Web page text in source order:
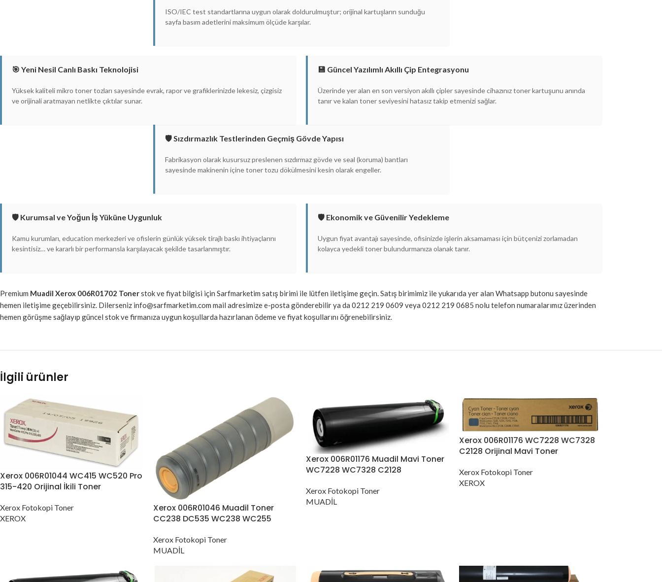
ISO/IEC test standartlarına uygun olarak doldurulmuştur; orijinal kartuşların sunduğu
sayfa basım adetlerini maksimum ölçüde karşılar.
🎯 Yeni Nesil Canlı Baskı Teknolojisi
Yüksek kaliteli mikro toner tozları sayesinde evrak, rapor ve grafiklerinizde lekesiz, çizgisiz
ve orijinali aratmayan netlikte çıktılar sunar.
💾 Güncel Yazılımlı Akıllı Çip Entegrasyonu
Üzerinde yer alan en son versiyon akıllı çipler sayesinde cihazınız toner kartuşunu anında
tanır ve kalan toner seviyesini hatasız takip etmenizi sağlar.
🛡️ Sızdırmazlık Testlerinden Geçmiş Gövde Yapısı
Fabrikasyon olarak kusursuz preslenen sızdırmaz gövde ve seal (koruma) bantları
sayesinde makinenin içine toner tozu dökülmesini kesin olarak engeller.
🛡️ Kurumsal ve Yoğun İş Yüküne Uygunluk
Kamu kurumları, education merkezleri ve ofislerin günlük yüksek tirajlı baskı ihtiyaçlarını
kesintisiz… ve kararlı bir performansla karşılayacak şekilde tasarlanmıştır.
🛡️ Ekonomik ve Güvenilir Yedekleme
Uygun fiyat avantajı sayesinde, ofisinizde işlerin aksamaması için bütçenizi zorlamadan
kolayca yedekli toner bulundurmanıza olanak tanır.
Premium Muadil Xerox 006R01702 Tonerstok ve fiyat bilgisi için Sarfmarketim satış birimi ile lütfen iletişime geçin. Satış birimimiz ile yukarıda yer alan Whatsapp butonu sayesinde
hemen iletişime geçebilirsiniz. Dilerseniz info@sarfmarketim.com mail adresimize e-posta gönderebilir ya da 0212 219 0609 veya 0212 219 0685 nolu telefon numaralarımız üzerinden
hemen görüşme sağlayıp güncel stok ve firmanıza uygun koşullarda hazırlanan ödeme ve fiyat koşullarını öğrenebilirsiniz.
İlgili ürünler
Xerox 006R01044 WC415 WC520 Pro
315-420 Orijinal İkili Toner
Xerox Fotokopi Toner
XEROX
Xerox 006R01046 Muadil Toner
CC238 DC535 WC238 WC255
Xerox Fotokopi Toner
MUADİL
Xerox 006R01176 Muadil Mavi Toner
WC7228 WC7328 C2128
Xerox Fotokopi Toner
MUADİL
Xerox 006R01176 WC7228 WC7328
C2128 Orijinal Mavi Toner
Xerox Fotokopi Toner
XEROX